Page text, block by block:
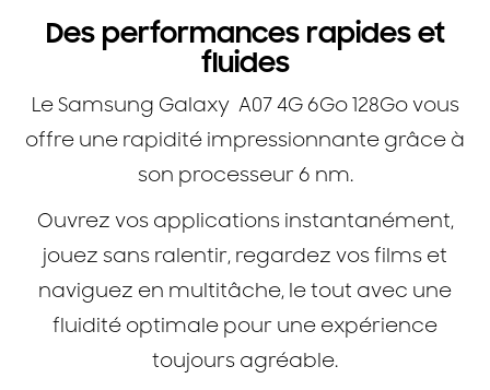
Des performances rapides et
fluides
Le Samsung Galaxy A07 4G 6Go 128Go vous
offre une rapidité impressionnante grâce à
son processeur 6 nm.
Ouvrez vos applications instantanément,
jouez sans ralentir, regardez vos films et
naviguez en multitâche, le tout avec une
fluidité optimale pour une expérience
toujours agréable.